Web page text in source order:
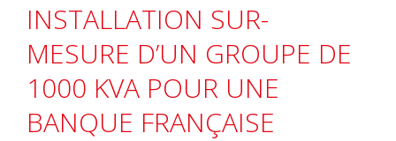
INSTALLATION SUR-
MESURE D’UN GROUPE DE
1000 KVA POUR UNE
BANQUE FRANÇAISE